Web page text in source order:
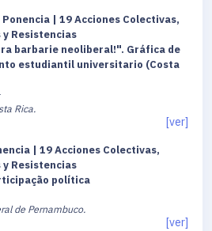
| 19 Acciones Colectivas,
Resistencias
barbarie neoliberal!". Gráfica de
estudiantil universitario (Costa
Rica.
[ver]
| 19 Acciones Colectivas,
Resistencias
política
de Pernambuco.
[ver]